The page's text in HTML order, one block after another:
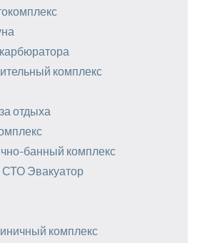
комплекс
отдыха
банный комплекс
Эвакуатор
комплекс